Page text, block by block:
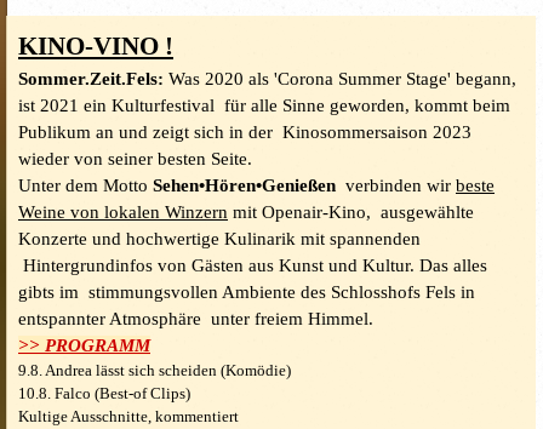
KINO-VINO !
Sommer.Zeit.Fels: Was 2020 als 'Corona Summer Stage' begann,
ist 2021 ein Kulturfestival für alle Sinne geworden, kommt beim
Publikum an und zeigt sich in der Kinosommersaison 2023
wieder von seiner besten Seite.
Unter dem Motto Sehen•Hören•Genießen verbinden wir beste
Weine von lokalen Winzern mit Openair-Kino, ausgewählte
Konzerte und hochwertige Kulinarik mit spannenden
Hintergrundinfos von Gästen aus Kunst und Kultur. Das alles
gibts im stimmungsvollen Ambiente des Schlosshofs Fels in
entspannter Atmosphäre unter freiem Himmel.
>> PROGRAMM
9.8. Andrea lässt sich scheiden (Komödie)
10.8. Falco (Best-of Clips)
Kultige Ausschnitte, kommentiert